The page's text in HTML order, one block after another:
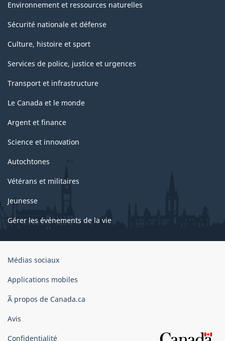
Environnement et ressources naturelles
Sécurité nationale et défense
Culture, histoire et sport
Services de police, justice et urgences
Transport et infrastructure
Le Canada et le monde
Argent et finance
Science et innovation
Autochtones
Vétérans et militaires
Jeunesse
Gérer les événements de la vie
Organisation
gouvernement
Canada
Médias sociaux
Applications mobiles
Ã propos de Canada.ca
Avis
Confidentialité